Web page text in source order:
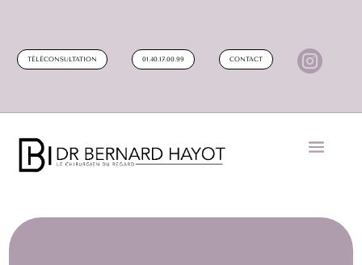
TÉLÉCONSULTATION 01.40.17.00.99 CONTACT 